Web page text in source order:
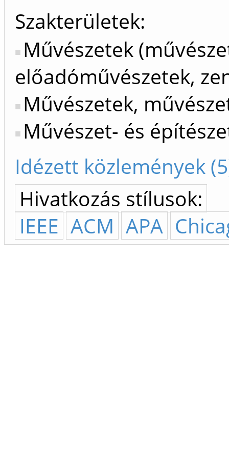
Szakterületek:
Művészetek
előadóművészetek,
Művészetek,
Művészet- és
Idézett közlemények
Hivatkozás stílusok:
IEEE ACM APA